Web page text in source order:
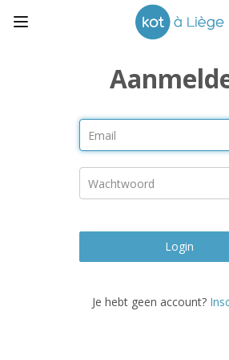
Login
Je hebt geen account?